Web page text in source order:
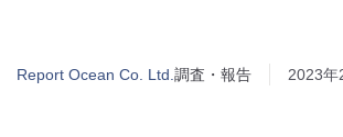
Report Ocean Co. Ltd. 調査・報告 2023